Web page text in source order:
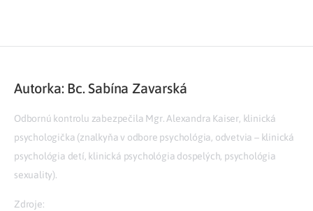
Autorka: Bc. Sabína Zavarská
Odbornú kontrolu zabezpečila Mgr. Alexandra Kaiser, klinická
psychologička (znalkyňa v odbore psychológia, odvetvia – klinická
psychológia detí, klinická psychológia dospelých, psychológia
sexuality).
Zdroje: